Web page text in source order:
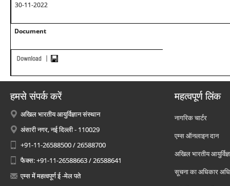
30-11-2022
Document
हमसे संपर्क करें
अखिल भारतीय आयुर्विज्ञान संस्थान
अंसारी नगर, नई दिल्ली - 110029
+91-11-26588500 / 26588700
फैक्स: +91-11-26588663 / 26588641
एम्स में महत्वपूर्ण ई -मेल पते
महत्वपूर्ण लिंक
नागरिक चार्टर
एम्स ऑनलाइन दान
अखिल भारतीय
सूचना का अधिकार